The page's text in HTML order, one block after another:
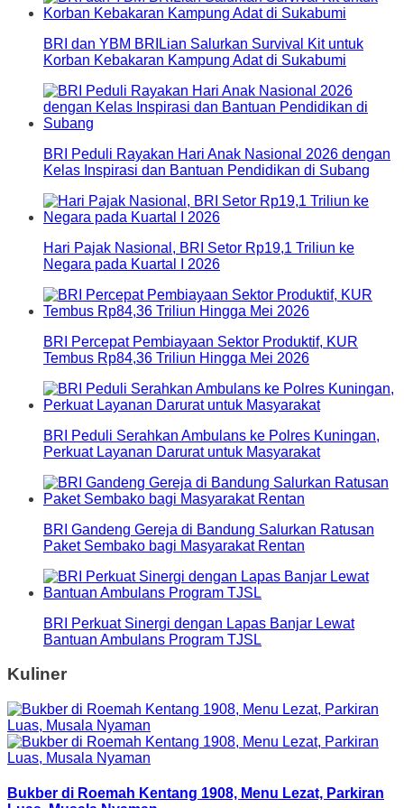
BRI dan YBM BRILian Salurkan Survival Kit untuk
Korban Kebakaran Kampung Adat di Sukabumi
BRI Peduli Rayakan Hari Anak Nasional 2026 dengan
Kelas Inspirasi dan Bantuan Pendidikan di Subang
Hari Pajak Nasional, BRI Setor Rp19,1 Triliun ke
Negara pada Kuartal I 2026
BRI Percepat Pembiayaan Sektor Produktif, KUR
Tembus Rp84,36 Triliun Hingga Mei 2026
BRI Peduli Serahkan Ambulans ke Polres Kuningan,
Perkuat Layanan Darurat untuk Masyarakat
BRI Gandeng Gereja di Bandung Salurkan Ratusan
Paket Sembako bagi Masyarakat Rentan
BRI Perkuat Sinergi dengan Lapas Banjar Lewat
Bantuan Ambulans Program TJSL
Kuliner
Bukber di Roemah Kentang 1908, Menu Lezat, Parkiran